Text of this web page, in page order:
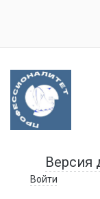
Версия
Войти